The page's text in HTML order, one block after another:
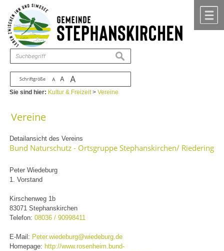
Zum Inhalt ,zur Navigation
Schriftgröße A A A
suchen
Sie sind hier: Kultur & Freizeit>Vereine
Vereine
Detailansicht des Vereins
Bund Naturschutz - Ortsgruppe Stephanskirchen/ Riedering
Peter Wiedeburg
1. Vorstand
Kirschenweg 1b
83071 Stephanskirchen
Telefon:08036 / 90998411
E-Mail: Peter.wiedeburg@wiedeburg.de
Homepage: http://www.rosenheim.bund-